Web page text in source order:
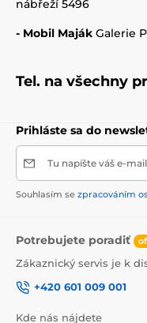
nábřeží 5496
- Mobil Maják Galerie
Tel. na všechny
Prihláste sa do
Tu napíšte váš e-mail
Souhlasím se zpracováním
Potrebujete poradiť
Zákaznický servis je k
+420 601 009 001
Kde nás nájdete